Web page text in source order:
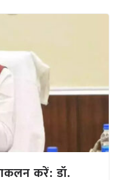
करें: डॉ.